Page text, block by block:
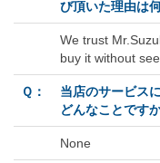
び頂いた理由は
We trust
buy it without
Ｑ：
当店のサービス
どんなことです
None